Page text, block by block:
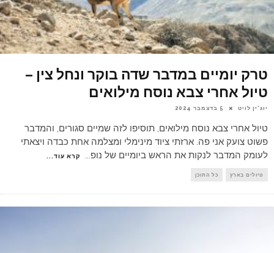
טרק יומיים במדבר שדה בוקר ונחל צין –
טיול אחרי צבא נוסח מילואים
יוג'ין לויט 5 בדצמבר 2024
טיול אחרי צבא נוסח מילואים, תוסיפו לזה שמיים סגורים, והמדבר
פשוט צועק אני פה. ארזתי ציוד מינימלי ומצלמה אחת כבדה ויצאתי
לעומק המדבר לנקות את הראש ביומיים של נופ... קרא עוד...
טיולים בארץ כל התוכן